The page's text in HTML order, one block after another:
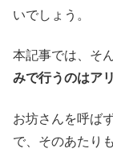
いでしょう。
本記事では、そ
みで行うのはア
お坊さんを呼ば
で、そのあたり